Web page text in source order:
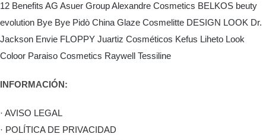
12 Benefits AG Asuer GroupAlexandre Cosmetics BELKOS beuty
evolution Bye Bye Pidò China Glaze Cosmelitte DESIGN LOOK Dr.
Jackson Envie FLOPPY Juartiz Cosméticos Kefus Liheto Look
Coloor Paraiso Cosmetics Raywell Tessiline
INFORMACIÓN:
· AVISO LEGAL
· POLÍTICA DE PRIVACIDAD